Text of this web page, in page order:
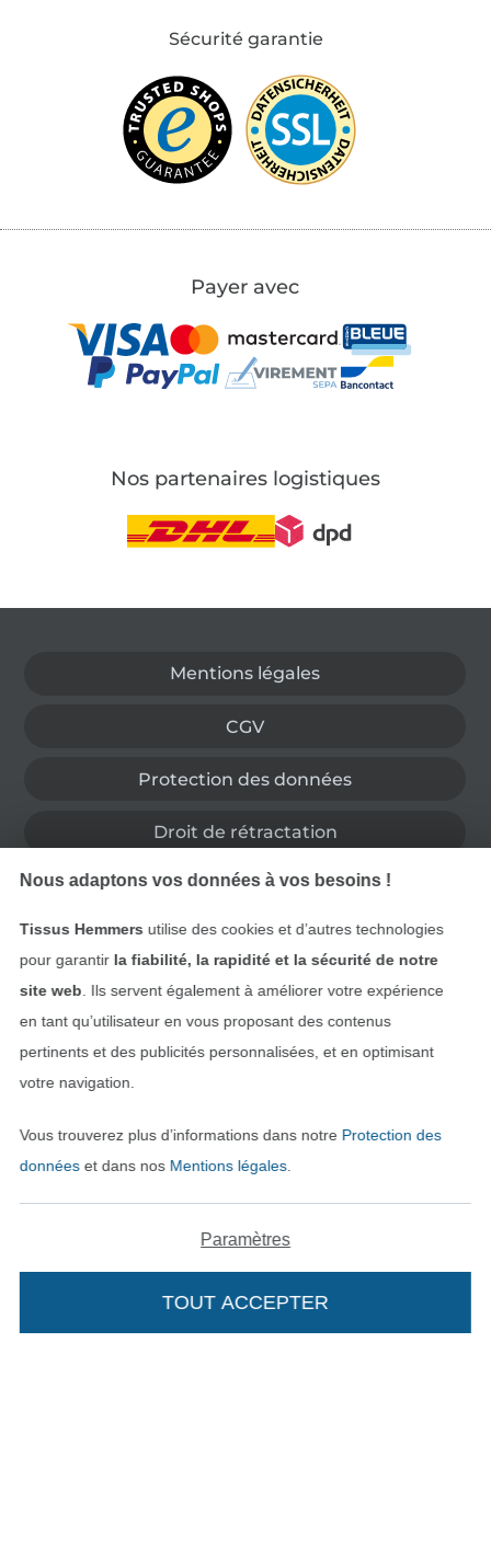
Sécurité garantie
Payer avec
Nos partenaires logistiques
Mentions légales
CGV
Protection des données
Droit de rétractation
Contact
Trouvez plus d’idées
Nederlands
Passer à la boutique
Français
Passer à la
Nous adaptons vos données à vos besoins !
Tissus Hemmers utilise des cookies et d’autres technologies
pour garantir la fiabilité, la rapidité et la sécurité de notre
site web . Ils servent également à améliorer votre expérience
en tant qu’utilisateur en vous proposant des contenus
pertinents et des publicités personnalisées, et en optimisant
votre navigation.
Vous trouverez plus d’informations dans notre Protection des
donnéeset dans nos Mentions légales.
Paramètres
TOUT ACCEPTER